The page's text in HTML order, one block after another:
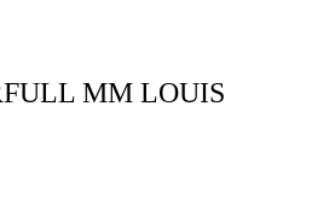
MM LOUIS